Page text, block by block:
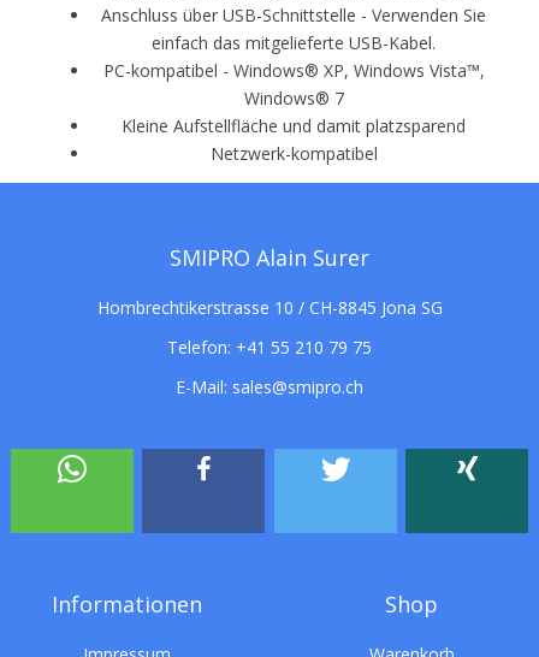
Anschluss über USB-Schnittstelle - Verwenden Sie
einfach das mitgelieferte USB-Kabel.
PC-kompatibel - Windows® XP, Windows Vista™,
Windows® 7
Kleine Aufstellfläche und damit platzsparend
Netzwerk-kompatibel
SMIPRO Alain Surer
Hombrechtikerstrasse 10 / CH-8845 Jona SG
Telefon: +41 55 210 79 75
E-Mail: sales@smipro.ch
Informationen Shop